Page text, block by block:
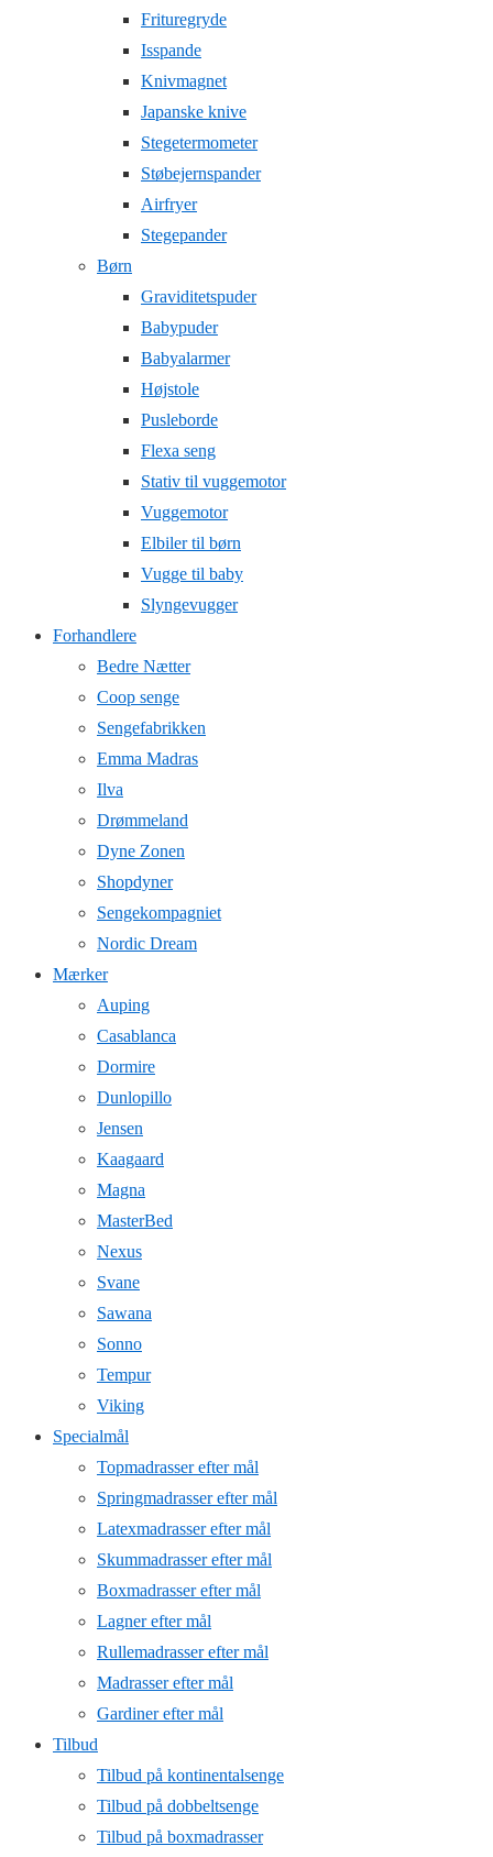
Frituregryde
Isspande
Knivmagnet
Japanske knive
Stegetermometer
Støbejernspander
Airfryer
Stegepander
Børn
Graviditetspuder
Babypuder
Babyalarmer
Højstole
Pusleborde
Flexa seng
Stativ til vuggemotor
Vuggemotor
Elbiler til børn
Vugge til baby
Slyngevugger
Forhandlere
Bedre Nætter
Coop senge
Sengefabrikken
Emma Madras
Ilva
Drømmeland
Dyne Zonen
Shopdyner
Sengekompagniet
Nordic Dream
Mærker
Auping
Casablanca
Dormire
Dunlopillo
Jensen
Kaagaard
Magna
MasterBed
Nexus
Svane
Sawana
Sonno
Tempur
Viking
Specialmål
Topmadrasser efter mål
Springmadrasser efter mål
Latexmadrasser efter mål
Skummadrasser efter mål
Boxmadrasser efter mål
Lagner efter mål
Rullemadrasser efter mål
Madrasser efter mål
Gardiner efter mål
Tilbud
Tilbud på kontinentalsenge
Tilbud på dobbeltsenge
Tilbud på boxmadrasser